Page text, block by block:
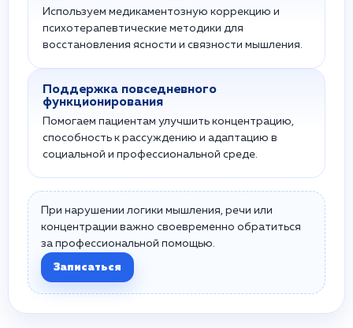
Используем медикаментозную коррекцию и
психотерапевтические методики для
восстановления ясности и связности мышления.
Поддержка повседневного
функционирования
Помогаем пациентам улучшить концентрацию,
способность к рассуждению и адаптацию в
социальной и профессиональной среде.
При нарушении логики мышления, речи или
концентрации важно своевременно обратиться
за профессиональной помощью.
Записаться